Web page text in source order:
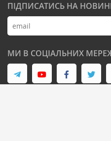
ПІДПИСАТИСЬ НА
МИ В СОЦІАЛЬНИХ